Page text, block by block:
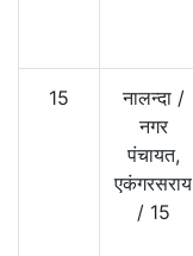
15 नालन्दा/
नगर
पंचायत,
एकंगरसराय
/ 15